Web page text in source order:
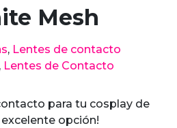
Mesh
para tu cosplay de
excelente opción!
, Lentes de contacto
, Lentes de Contacto